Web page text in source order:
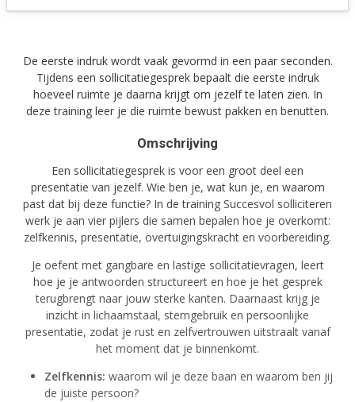
De eerste indruk wordt vaak gevormd in een paar seconden.
Tijdens een sollicitatiegesprek bepaalt die eerste indruk
hoeveel ruimte je daarna krijgt om jezelf te laten zien. In
deze training leer je die ruimte bewust pakken en benutten.
Omschrijving
Een sollicitatiegesprek is voor een groot deel een
presentatie van jezelf. Wie ben je, wat kun je, en waarom
past dat bij deze functie? In de training Succesvol solliciteren
werk je aan vier pijlers die samen bepalen hoe je overkomt:
zelfkennis, presentatie, overtuigingskracht en voorbereiding.
Je oefent met gangbare en lastige sollicitatievragen, leert
hoe je je antwoorden structureert en hoe je het gesprek
terugbrengt naar jouw sterke kanten. Daarnaast krijg je
inzicht in lichaamstaal, stemgebruik en persoonlijke
presentatie, zodat je rust en zelfvertrouwen uitstraalt vanaf
het moment dat je binnenkomt.
Zelfkennis: waarom wil je deze baan en waarom ben jij
de juiste persoon?